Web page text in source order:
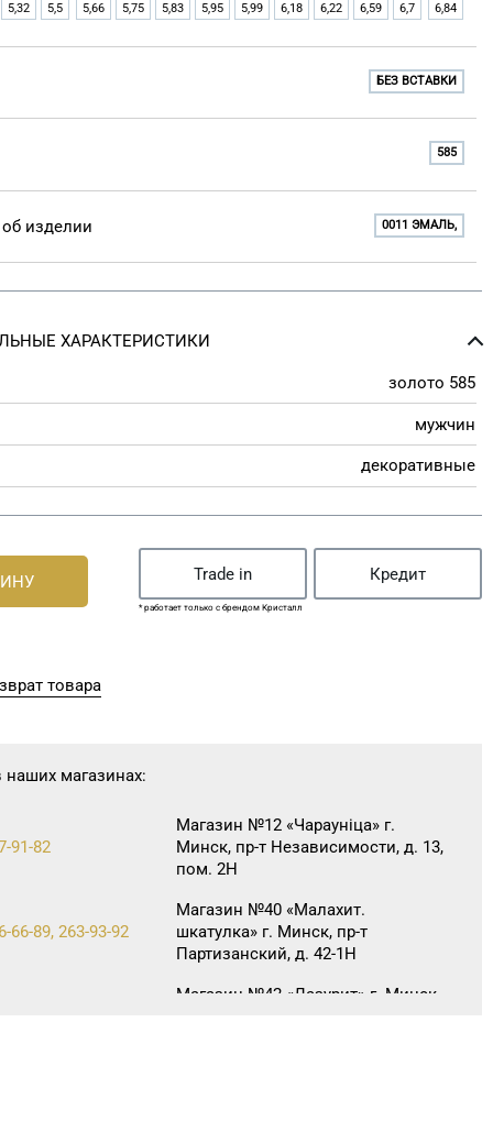
5,32 5,5 5,66 5,75 5,83 5,95 5,99 6,18 6,22 6,59 6,7 6,84
БЕЗ ВСТАВКИ
585
изделии 0011 ЭМАЛЬ,
ХАРАКТЕРИСТИКИ
золото 585
мужчин
декоративные
Trade in Кредит
* работает только с брендом Кристалл
товара
наших магазинах:
91-82
Магазин №12 «Чараунiца» г.
Минск, пр-т Независимости, д. 13,
пом. 2Н
66-89, 263-93-92
Магазин №40 «Малахит.
шкатулка» г. Минск, пр-т
Партизанский, д. 42-1Н
Магазин №42 «Лазурит» г. Минск,